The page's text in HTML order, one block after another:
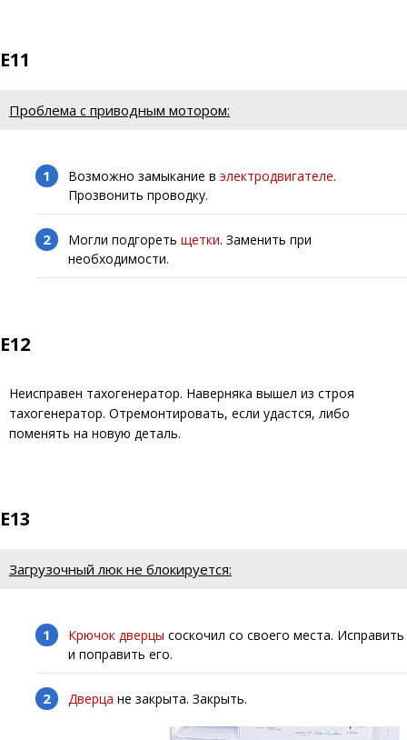
E11
Проблема с приводным мотором:
Возможно замыкание в электродвигателе.
Прозвонить проводку.
Могли подгореть щетки. Заменить при
необходимости.
E12
Неисправен тахогенератор. Наверняка вышел из строя
тахогенератор. Отремонтировать, если удастся, либо
поменять на новую деталь.
E13
Загрузочный люк не блокируется:
Крючок дверцы соскочил со своего места. Исправить
и поправить его.
Дверца не закрыта. Закрыть.